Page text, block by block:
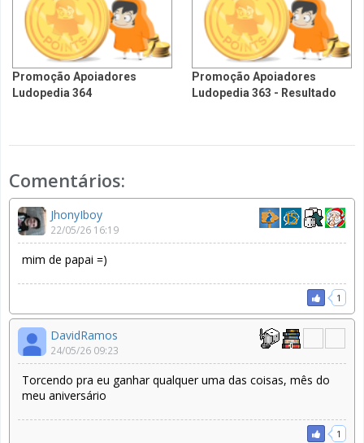
Promoção Apoiadores
Ludopedia 364
Promoção Apoiadores
Ludopedia 363 - Resultado
Comentários:
JhonyIboy
22/05/26 16:19
mim de papai =)
1
DavidRamos
24/05/26 09:23
Torcendo pra eu ganhar qualquer uma das coisas, mês do
meu aniversário
1